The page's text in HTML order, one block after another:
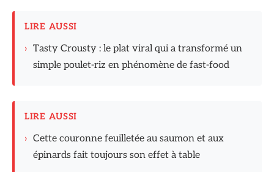
LIRE AUSSI
› Tasty Crousty : le plat viral qui a transformé un
simple poulet-riz en phénomène de fast-food
LIRE AUSSI
› Cette couronne feuilletée au saumon et aux
épinards fait toujours son effet à table